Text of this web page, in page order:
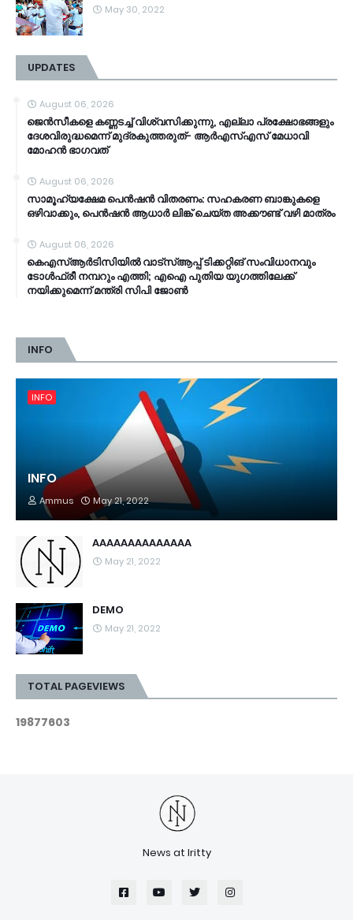
May 30, 2022
UPDATES
August 06, 2026
ജെൻസീകളെ കണ്ണടച്ച് വിശ്വസിക്കുന്നു, എല്ലാ പ്രക്ഷോഭങ്ങളും
ദേശവിരുദ്ധമെന്ന് മുദ്രകുത്തരുത്- ആർഎസ്എസ് മേധാവി
മോഹൻ ഭാ​ഗവത്
August 06, 2026
സാമൂ​ഹ്യക്ഷേമ പെൻഷൻ വിതരണം: സഹകരണ ബാങ്കുകളെ
ഒഴിവാക്കും, പെൻഷൻ ആധാർ‌ ലിങ്ക് ചെയ്ത അക്കൗണ്ട് വഴി മാത്രം
August 06, 2026
കെഎസ്ആര്‍ടിസിയിൽ വാട്‌സ്ആപ്പ് ടിക്കറ്റിങ് സംവിധാനവും
ടോൾഫ്രീ നമ്പറും എത്തി; എഐ പുതിയ യുഗത്തിലേക്ക്
നയിക്കുമെന്ന് മന്ത്രി സിപി ജോൺ
INFO
INFO
INFO
Ammus May 21, 2022
AAAAAAAAAAAAAA
May 21, 2022
DEMO
May 21, 2022
TOTAL PAGEVIEWS
19877603
News at Iritty